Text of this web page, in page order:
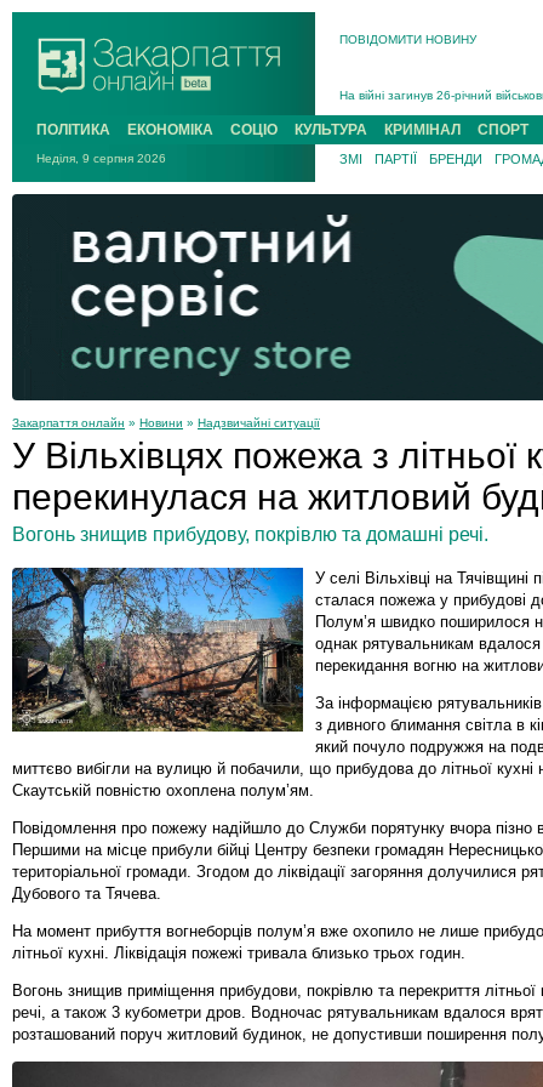
ПОВІДОМИТИ НОВИНУ
Підтвердили загибель
На війні загинув 26-річний
ПОЛІТИКА ЕКОНОМІКА СОЦІО КУЛЬТУРА КРИМІНАЛ СПОРТ
Неділя, 9 серпня 2026 ЗМІ ПАРТІЇ БРЕНДИ
Закарпаття онлайн » Новини » Надзвичайні ситуації
У Вільхівцях пожежа з літньої
перекинулася на житловий
Вогонь знищив прибудову, покрівлю та домашні речі.
У селі Вільхівці на Тячівщині
сталася пожежа у прибудові
Полум’я швидко поширилося
однак рятувальникам
перекидання вогню на
За інформацією
з дивного блимання світла в
який почуло подружжя на
миттєво вибігли на вулицю й побачили, що прибудова до літньої кухні
Скаутській повністю охоплена полум’ям.
Повідомлення про пожежу надійшло до Служби порятунку вчора пізно
Першими на місце прибули бійці Центру безпеки громадян
територіальної громади. Згодом до ліквідації загоряння долучилися
Дубового та Тячева.
На момент прибуття вогнеборців полум’я вже охопило не лише
літньої кухні. Ліквідація пожежі тривала близько трьох годин.
Вогонь знищив приміщення прибудови, покрівлю та перекриття літньої
речі, а також 3 кубометри дров. Водночас рятувальникам вдалося
розташований поруч житловий будинок, не допустивши поширення